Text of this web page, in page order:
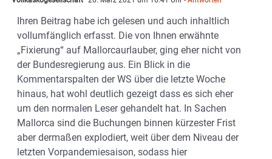
Ihren Beitrag habe ich gelesen und auch inhaltlich
vollumfänglich erfasst. Die von Ihnen erwähnte
„Fixierung“ auf Mallorcaurlauber, ging eher nicht von
der Bundesregierung aus. Ein Blick in die
Kommentarspalten der WS über die letzte Woche
hinaus, hat wohl deutlich gezeigt dass es sich eher
um den normalen Leser gehandelt hat. In Sachen
Mallorca sind die Buchungen binnen kürzester Frist
aber dermaßen explodiert, weit über dem Niveau der
letzten Vorpandemiesaison, sodass hier